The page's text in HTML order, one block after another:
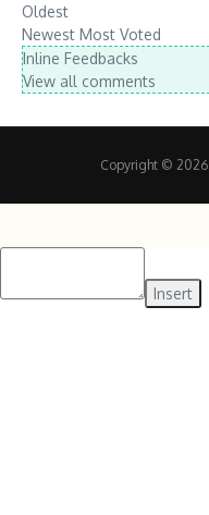
Oldest
Newest Most Voted
Inline Feedbacks
View all comments
Copyright © 2026
Insert